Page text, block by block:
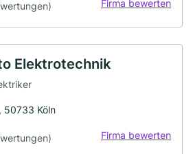
Firma bewerten
Elektrotechnik
50733 Köln
Firma bewerten